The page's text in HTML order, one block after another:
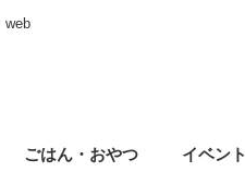
web
ごはん・おやつ イベント